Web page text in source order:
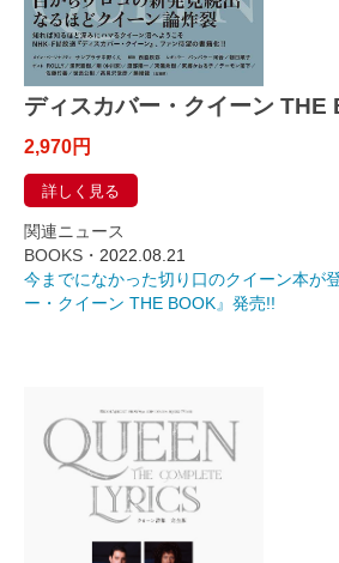
ディスカバー・クイーン THE
2,970円
詳しく見る
関連ニュース
BOOKS・ 2022.08.21
今までになかった切り口のクイーン本
ー・クイーン THE BOOK』発売!!